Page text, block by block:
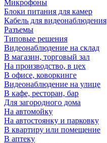
Микрофоны
Блоки питания для камер
Кабель для видеонаблюдения
Разъемы
Типовые решения
Видеонаблюдение на склад
В магазин, торговый зал
На производство, в цех
В офисе, коворкинге
Видеонаблюдение на улице
В кафе, ресторан, бар
Для загородного дома
На автомойку
На автостоянку и парковку
В квартиру или помещение
В аптеку